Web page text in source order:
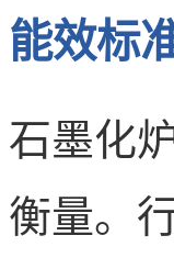
能效标
石墨化
衡量。